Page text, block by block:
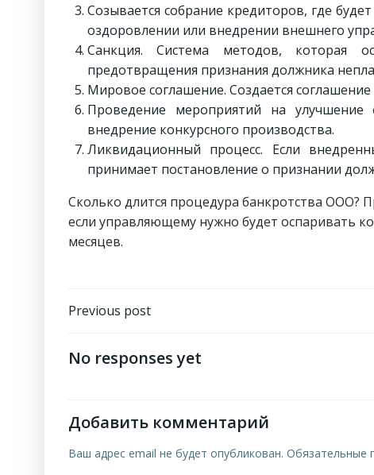
Созывается собрание кредиторов, где
оздоровлении или внедрении внешнего
Санкция. Система методов, которая
предотвращения признания должника
Мировое соглашение. Создается
Проведение мероприятий на
внедрение конкурсного производства.
Ликвидационный процесс. Если
принимает постановление о признании
Сколько длится процедура банкротства ООО?
если управляющему нужно будет оспаривать
месяцев.
Навигация
по
Previous post
No responses yet
Добавить комментарий
Ваш адрес email не будет опубликован. Обязательные